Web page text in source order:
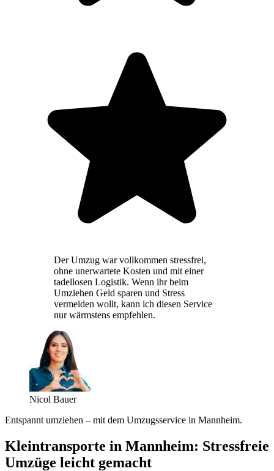
Der Umzug war vollkommen stressfrei,
ohne unerwartete Kosten und mit einer
tadellosen Logistik. Wenn ihr beim
Umziehen Geld sparen und Stress
vermeiden wollt, kann ich diesen Service
nur wärmstens empfehlen.
Nicol Bauer
Entspannt umziehen – mit dem Umzugsservice in Mannheim.
Kleintransporte in Mannheim: Stressfreie
Umzüge leicht gemacht